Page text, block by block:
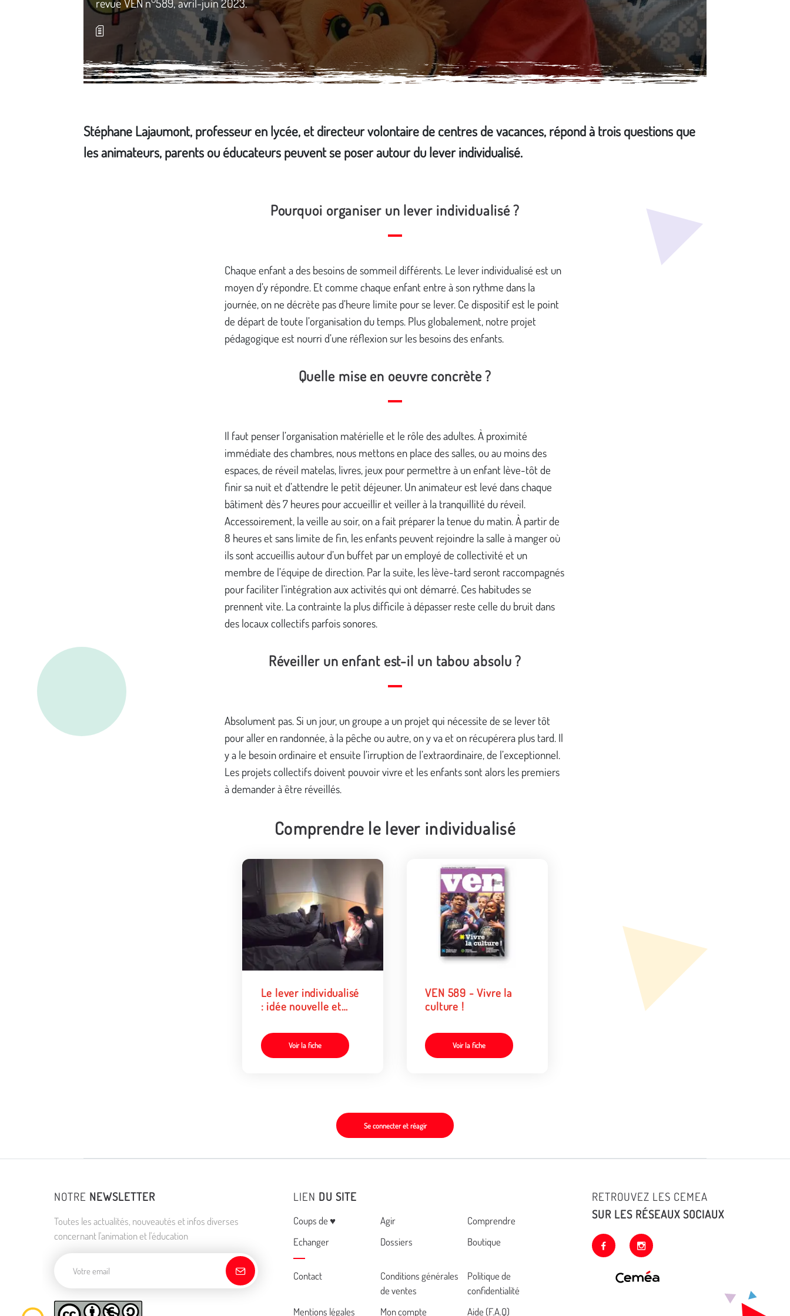
Stéphane Lajaumont, professeur en lycée, et directeur volontaire de centres de vacances, répond à trois questions que
les animateurs, parents ou éducateurs peuvent se poser autour du lever individualisé.
Pourquoi organiser un lever individualisé ?
Chaque enfant a des besoins de sommeil différents. Le lever individualisé est un
moyen d’y répondre. Et comme chaque enfant entre à son rythme dans la
journée, on ne décrète pas d’heure limite pour se lever. Ce dispositif est le point
de départ de toute l’organisation du temps. Plus globalement, notre projet
pédagogique est nourri d’une réflexion sur les besoins des enfants.
Quelle mise en oeuvre concrète ?
Il faut penser l’organisation matérielle et le rôle des adultes. À proximité
immédiate des chambres, nous mettons en place des salles, ou au moins des
espaces, de réveil matelas, livres, jeux pour permettre à un enfant lève-tôt de
finir sa nuit et d’attendre le petit déjeuner. Un animateur est levé dans chaque
bâtiment dès 7 heures pour accueillir et veiller à la tranquillité du réveil.
Accessoirement, la veille au soir, on a fait préparer la tenue du matin. À partir de
8 heures et sans limite de fin, les enfants peuvent rejoindre la salle à manger où
ils sont accueillis autour d’un buffet par un employé de collectivité et un
membre de l’équipe de direction. Par la suite, les lève-tard seront raccompagnés
pour faciliter l’intégration aux activités qui ont démarré. Ces habitudes se
prennent vite. La contrainte la plus difficile à dépasser reste celle du bruit dans
des locaux collectifs parfois sonores.
Réveiller un enfant est-il un tabou absolu ?
Absolument pas. Si un jour, un groupe a un projet qui nécessite de se lever tôt
pour aller en randonnée, à la pêche ou autre, on y va et on récupérera plus tard. Il
y a le besoin ordinaire et ensuite l’irruption de l’extraordinaire, de l’exceptionnel.
Les projets collectifs doivent pouvoir vivre et les enfants sont alors les premiers
à demander à être réveillés.
Comprendre le lever individualisé
Le lever individualisé
: idée nouvelle et
Voir la fiche
VEN 589 - Vivre la
culture !
Voir la fiche
Se connecter et réagir
NOTRE NEWSLETTER
Toutes les actualités, nouveautés et infos diverses
concernant l'animation et l'éducation
LIEN DU SITE
Menu
Coups de ♥ Agir
Comprendre
Echanger
Dossiers Boutique
Cemea
footer
Contact
Conditions générales
de ventes
Politique de
confidentialité
Mentions légales
Mon compte Aide (F.A.Q)
RETROUVEZ LES CEMEA
SUR LES RÉSEAUX SOCIAUX
facebook instagram